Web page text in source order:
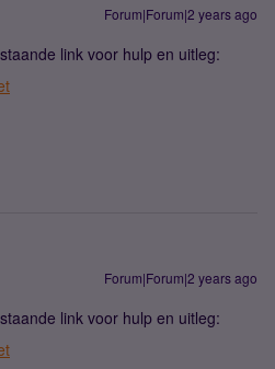
Forum|Forum|2 years ago
link voor hulp en uitleg:
Forum|Forum|2 years ago
link voor hulp en uitleg: